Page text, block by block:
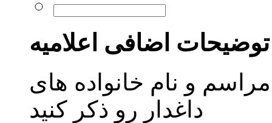
توضیحات اضافی اعلامیه
و نام خانواده های
داغدار رو ذکر کنید